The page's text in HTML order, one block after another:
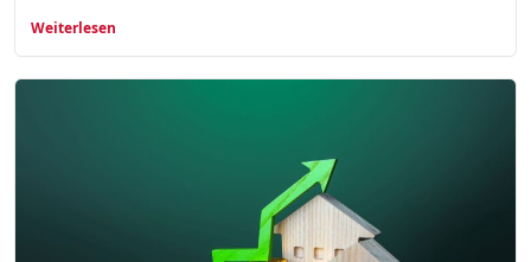
Weiterlesen